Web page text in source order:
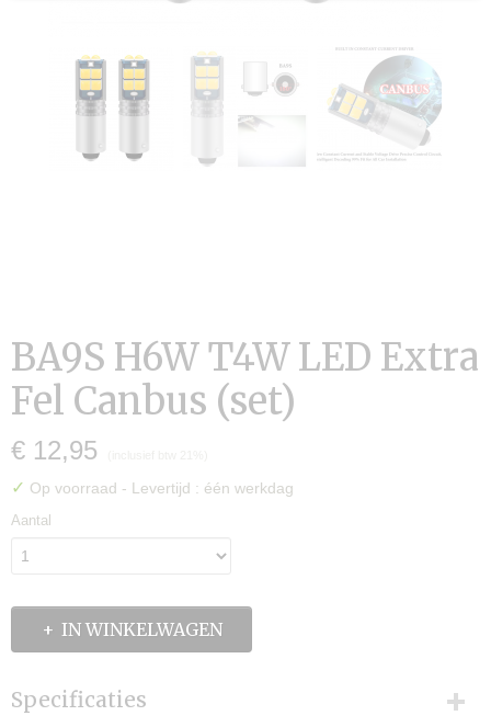
BA9S H6W T4W LED Extra
Fel Canbus (set)
€ 12,95
✓ Op voorraad - Levertijd : één werkdag
Aantal
IN WINKELWAGEN
Specificaties